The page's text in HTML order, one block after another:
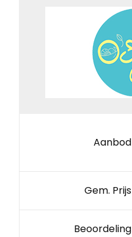
Aanbod
Gem. Prijs
Beoordeling